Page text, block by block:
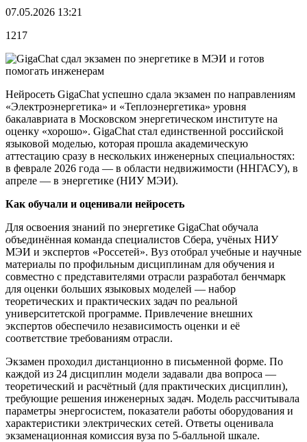
07.05.2026 13:21
1217
Нейросеть GigaChat успешно сдала экзамен по направлениям
«Электроэнергетика» и «Теплоэнергетика» уровня
бакалавриата в Московском энергетическом институте на
оценку «хорошо». GigaChat стал единственной российской
языковой моделью, которая прошла академическую
аттестацию сразу в нескольких инженерных специальностях:
в феврале 2026 года — в области недвижимости (ННГАСУ), в
апреле — в энергетике (НИУ МЭИ).
Как обучали и оценивали нейросеть
Для освоения знаний по энергетике GigaChat обучала
объединённая команда специалистов Сбера, учёных НИУ
МЭИ и экспертов «Россетей». Вуз отобрал учебные и научные
материалы по профильным дисциплинам для обучения и
совместно с представителями отрасли разработал бенчмарк
для оценки больших языковых моделей — набор
теоретических и практических задач по реальной
университетской программе. Привлечение внешних
экспертов обеспечило независимость оценки и её
соответствие требованиям отрасли.
Экзамен проходил дистанционно в письменной форме. По
каждой из 24 дисциплин модели задавали два вопроса —
теоретический и расчётный (для практических дисциплин),
требующие решения инженерных задач. Модель рассчитывала
параметры энергосистем, показатели работы оборудования и
характеристики электрических сетей. Ответы оценивала
экзаменационная комиссия вуза по 5-балльной шкале.